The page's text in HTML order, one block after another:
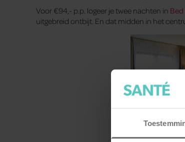
Voor €94,- p.p. logeer je twee nachten in
uitgebreid ontbijt. En dat midden in het